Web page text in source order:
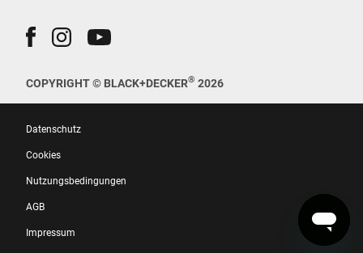
COPYRIGHT © BLACK+DECKER® 2026
Datenschutz
Cookies
Nutzungsbedingungen
AGB
Impressum